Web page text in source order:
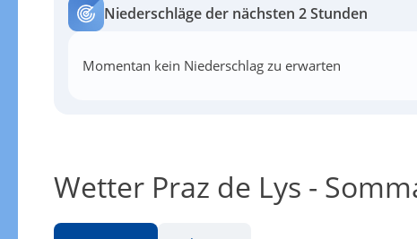
Niederschläge der nächsten 2 Stunden
Momentan kein Niederschlag zu erwarten
Wetter Praz de Lys -